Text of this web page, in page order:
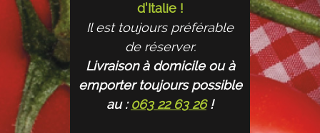
d'Italie !
Il est toujours préférable
de réserver.
Livraison à domicile ou à
emporter toujours possible
au :063 22 63 26!